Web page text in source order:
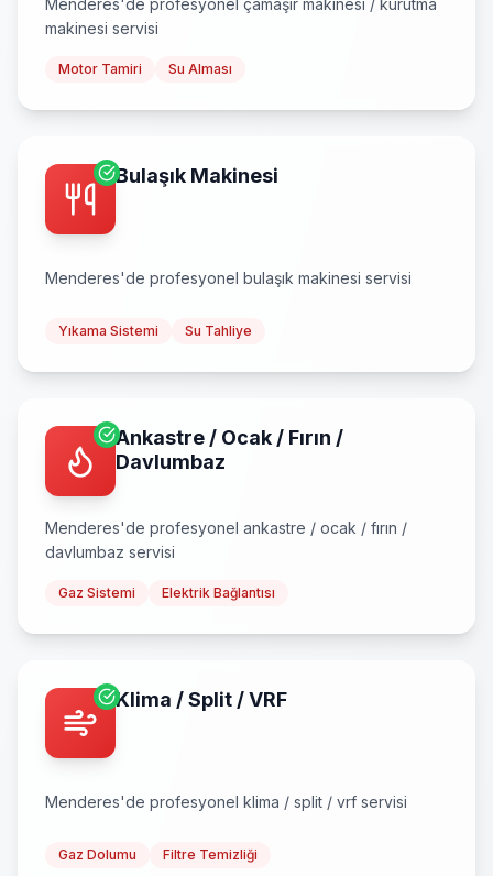
Menderes'de profesyonel çamaşır makinesi / kurutma
makinesi servisi
Motor Tamiri Su Alması
Bulaşık Makinesi
Menderes'de profesyonel bulaşık makinesi servisi
Yıkama Sistemi Su Tahliye
Ankastre / Ocak / Fırın /
Davlumbaz
Menderes'de profesyonel ankastre / ocak / fırın /
davlumbaz servisi
Gaz Sistemi Elektrik Bağlantısı
Klima / Split / VRF
Menderes'de profesyonel klima / split / vrf servisi
Gaz Dolumu Filtre Temizliği